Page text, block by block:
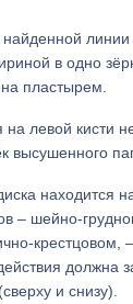
линии
в одно
пластырем.
на левой кисти
высушенного
находится
– шейно-
крестцовом,
должна
и снизу).